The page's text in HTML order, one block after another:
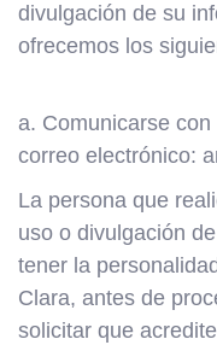
divulgación de su
ofrecemos los
a. Comunicarse
correo electrónico:
La persona que
uso o divulgación
tener la
Clara, antes de
solicitar que